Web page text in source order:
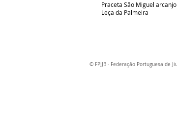
Praceta São Miguel arcanjo
Leça da Palmeira
© FPJJB - Federação Portuguesa de